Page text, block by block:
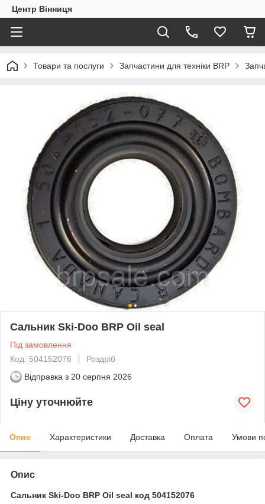
Центр Вінниця
Товари та послуги Запчастини для техніки BRP
Сальник Ski-Doo BRP Oil seal
Під замовлення
Код: 504152076
Роздріб
Відправка з 20 серпня 2026
Ціну уточнюйте
Опис Характеристики Доставка Оплата Умови
Опис
Сальник Ski-Doo BRP Oil seal код 504152076